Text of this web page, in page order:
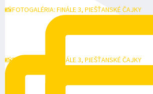
📸FOTOGALÉRIA: FINÁLE 3, PIEŠŤANSKÉ ČAJKY
📸FOTOGALÉRIA: FINÁLE 3, PIEŠŤANSKÉ ČAJKY